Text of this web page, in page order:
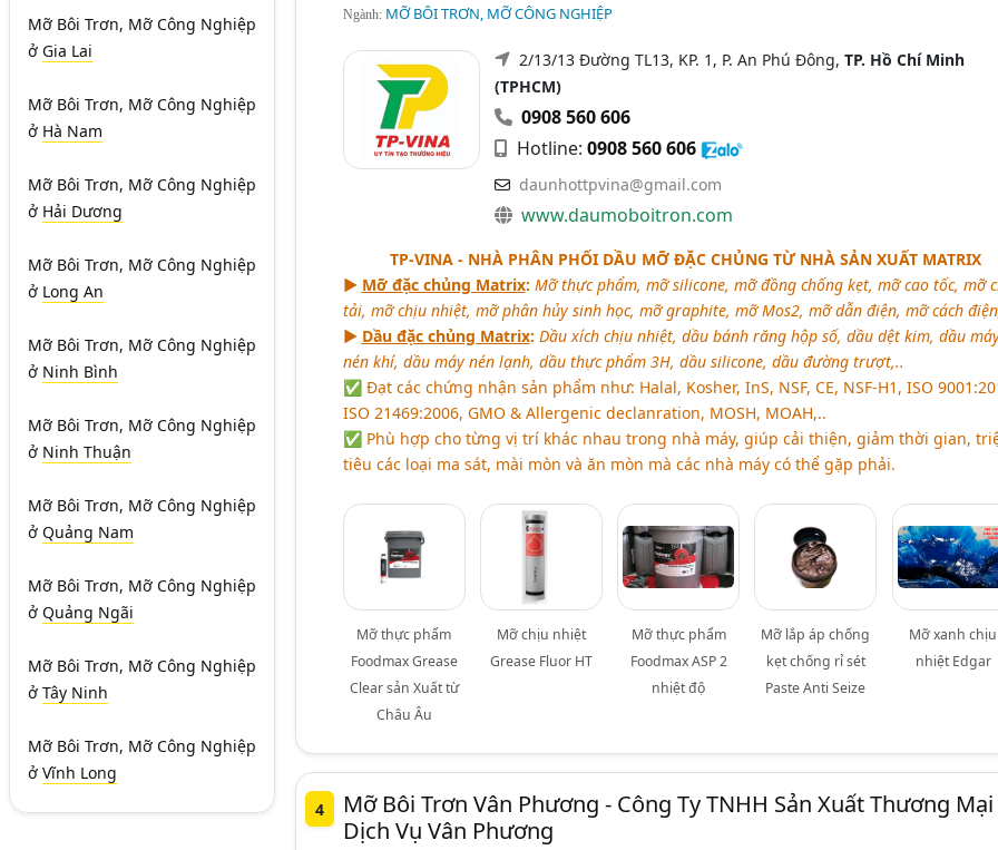
Mỡ Bôi Trơn, Mỡ Công Nghiệp
ở Gia Lai
Mỡ Bôi Trơn, Mỡ Công Nghiệp
ở Hà Nam
Mỡ Bôi Trơn, Mỡ Công Nghiệp
ở Hải Dương
Mỡ Bôi Trơn, Mỡ Công Nghiệp
ở Long An
Mỡ Bôi Trơn, Mỡ Công Nghiệp
ở Ninh Bình
Mỡ Bôi Trơn, Mỡ Công Nghiệp
ở Ninh Thuận
Mỡ Bôi Trơn, Mỡ Công Nghiệp
ở Quảng Nam
Mỡ Bôi Trơn, Mỡ Công Nghiệp
ở Quảng Ngãi
Mỡ Bôi Trơn, Mỡ Công Nghiệp
ở Tây Ninh
Mỡ Bôi Trơn, Mỡ Công Nghiệp
ở Vĩnh Long
Ngành: MỠ BÔI TRƠN, MỠ CÔNG NGHIỆP
2/13/13 Đường TL13, KP. 1, P. An Phú Đông, TP. Hồ Chí Minh
(TPHCM)
0908 560 606
Hotline: 0908 560 606
daunhottpvina@gmail.com
www.daumoboitron.com
TP-VINA - NHÀ PHÂN PHỐI DẦU MỠ ĐẶC CHỦNG TỪ NHÀ SẢN XUẤT MATRIX
► Mỡ đặc chủng Matrix: Mỡ thực phẩm, mỡ silicone, mỡ đồng chống kẹt, mỡ cao tốc, mỡ
tải, mỡ chịu nhiệt, mỡ phân hủy sinh học, mỡ graphite, mỡ Mos2, mỡ dẫn điện, mỡ cách
► Dầu đặc chủng Matrix: Dầu xích chịu nhiệt, dầu bánh răng hộp số, dầu dệt kim, dầu
nén khí, dầu máy nén lạnh, dầu thực phẩm 3H, dầu silicone, dầu đường trượt,..
✅ Đạt các chứng nhận sản phẩm như: Halal, Kosher, InS, NSF, CE, NSF-H1, ISO
ISO 21469:2006, GMO & Allergenic declanration, MOSH, MOAH,..
✅ Phù hợp cho từng vị trí khác nhau trong nhà máy, giúp cải thiện, giảm thời gian,
tiêu các loại ma sát, mài mòn và ăn mòn mà các nhà máy có thể gặp phải.
Mỡ thực phẩm
Foodmax Grease
Clear sản Xuất từ
Châu Âu
Mỡ chịu nhiệt
Grease Fluor HT
Mỡ thực phẩm
Foodmax ASP 2
nhiệt độ
Mỡ lắp áp chống
kẹt chống rỉ sét
Paste Anti Seize
Mỡ xanh chịu
nhiệt Edgar
4
Mỡ Bôi Trơn Vân Phương - Công Ty TNHH Sản Xuất Thương Mại
Dịch Vụ Vân Phương